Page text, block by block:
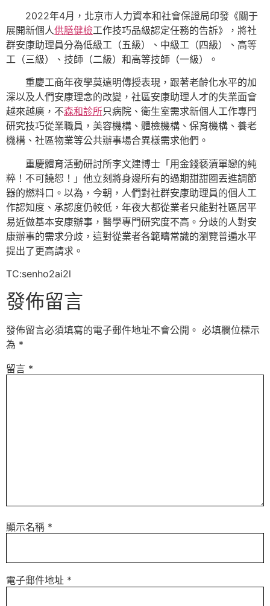
2022年4月，北京市人力資本和社會保證局印發《關于
展開新個人供膳健檢工作技巧品級認定任務的告訴》，將社
群安康助理員分為低級工（五級）、中級工（四級）、高等
工（三級）、技師（二級）和高等技師（一級）。
重慶工商年夜學莫遠明傳授表現，跟著老齡化水平的加
深以及人們安康理念的改變，社區安康助理人才的失業面會
越來越廣，不森和診所只病院、衛生室需求新個人工作專門
研究技巧從業職員，美容機構、體檢機構、保育機構、養老
機構、社區物業等公共辦事場合異樣需求他們。
重慶體育活動研討所李文建博士「用金錢褻瀆單戀的純
粹！不可饒恕！」他立刻將身邊所有的過期甜甜圈丟進調節
器的燃料口。以為，今朝，人們對社群安康助理員的個人工
作認知度、承認度仍較低，年夜大都從業者只能對社區居平
易近做基本安康辦事，醫學專門研究度不高。分歧的人對安
康辦事的需求分歧，這對從業者各範疇常識的瀏覽普遍水平
提出了更高請求。
TC:senho2ai2l
發佈留言
發佈留言必須填寫的電子郵件地址不會公開。 必填欄位標示
為 *
留言 *
顯示名稱 *
電子郵件地址 *